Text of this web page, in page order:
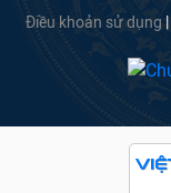
Điều khoản sử dụng